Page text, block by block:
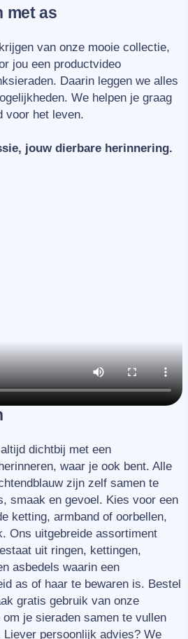
met as
van onze mooie collectie,
jou een productvideo
Daarin leggen we alles
We helpen je graag
voor het leven.
jouw dierbare herinnering.
dichtbij met een
waar je ook bent. Alle
zijn zelf samen te
smaak en gevoel. Kies voor een
ketting, armband of oorbellen,
Ons uitgebreide assortiment
uit ringen, kettingen,
asbedels waarin een
as of haar te bewaren is. Bestel
gratis gebruik van onze
je sieraden samen te vullen
persoonlijk advies? We